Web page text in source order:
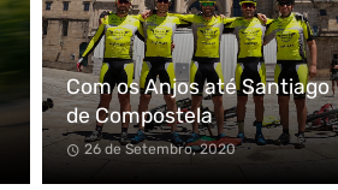
Com os Anjos até Santiago
de Compostela
26 de Setembro, 2020